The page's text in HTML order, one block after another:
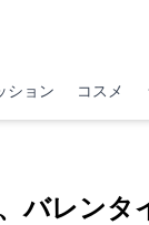
ション コスメ
バレンタ